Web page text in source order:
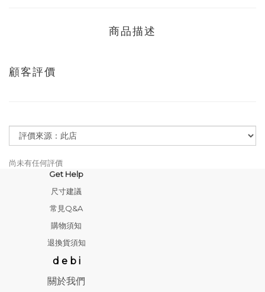
商品描述
顧客評價
尚未有任何評價
Get Help
尺寸建議
常見Q&A
購物須知
退換貨須知
d e b i
關於我們